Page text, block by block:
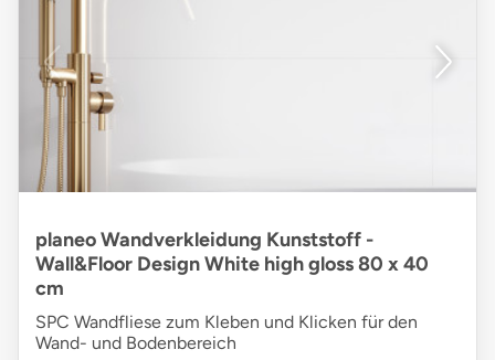
planeo Wandverkleidung Kunststoff -
Wall&Floor Design White high gloss 80 x 40
cm
SPC Wandfliese zum Kleben und Klicken für den
Wand- und Bodenbereich